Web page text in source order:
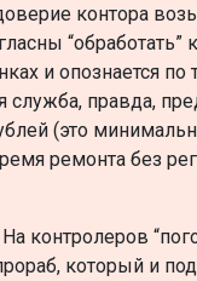
контора
и опознается по
правда,
(это
ремонта без
контролеров
который и